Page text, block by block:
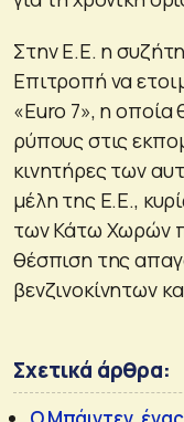
Στην Ε.Ε. η
Επιτροπή να
«Euro 7», η οποία
ρύπους στις
κινητήρες των
μέλη της Ε.Ε.,
των Κάτω Χωρών
θέσπιση της
βενζινοκίνητων
Σχετικά άρθρα: